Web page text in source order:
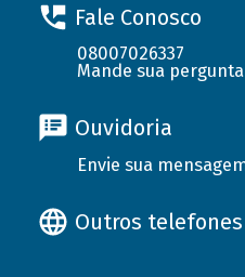
Fale Conosco
08007026337
Mande sua pergunta
Ouvidoria
Envie sua
Outros